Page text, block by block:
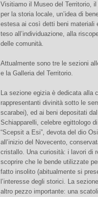
Visitiamo il Museo del Territorio,
per la storia locale, un’idea di
estesa ai così detti beni materiali
teso all’individuazione, alla
delle comunità.
Attualmente sono tre le sezioni
e la Galleria del Territorio.
La sezione egizia è dedicata alla
rappresentanti divinità sotto le
scarabei), ed ai beni depositati
Schiapparelli, celebre egittologo
“Scepsit a Esi”, devota del dio
all’inizio del Novecento,
cristallo. Una curiosità: i lavori di
scoprire che le bende utilizzate
fatto insolito (abitualmente si
l’interesse degli storici. La
altro pezzo importante: una